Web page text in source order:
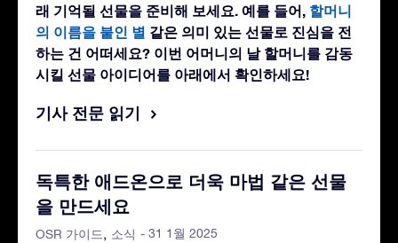
래 기억될 선물을 준비해 보세요. 예를 들어, 할머니
의 이름을 붙인 별 같은 의미 있는 선물로 진심을 전
하는 건 어떠세요? 이번 어머니의 날 할머니를 감동
시킬 선물 아이디어를 아래에서 확인하세요!
기사 전문 읽기
독특한 애드온으로 더욱 마법 같은 선물
을 만드세요
OSR 가이드 소식 - 31 1월 2025